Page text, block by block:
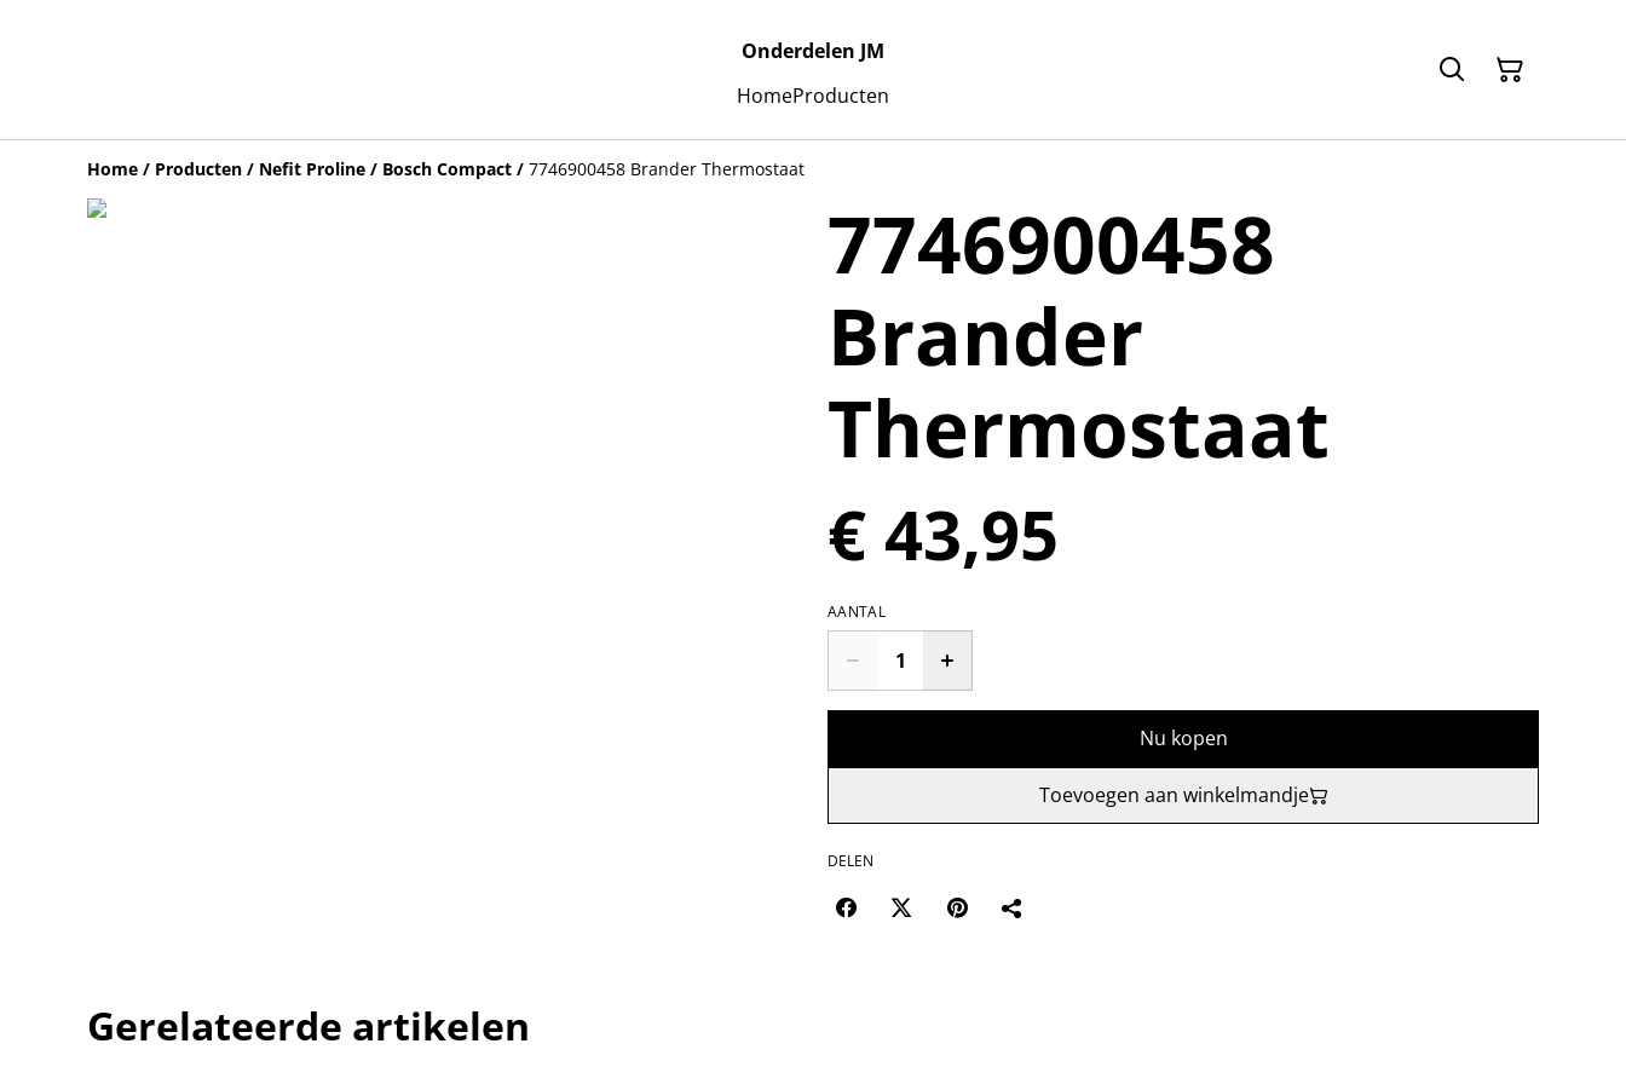
Onderdelen JM
HomeProducten
Home / Producten / Nefit Proline / Bosch Compact / 7746900458 Brander Thermostaat
7746900458
Brander
Thermostaat
€ 43,95
AANTAL
Nu kopen
Toevoegen aan winkelmandje
DELEN
Gerelateerde artikelen